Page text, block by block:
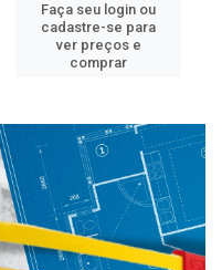
Faça seu login ou
cadastre-se para
ver preços e
comprar